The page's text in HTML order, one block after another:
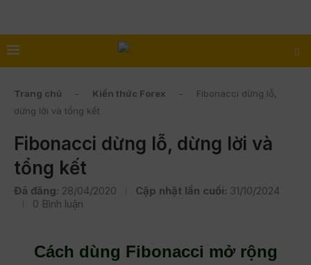
Trang chủ - Kiến thức Forex -
Fibonacci dừng lỗ,
dừng lời và tổng kết
Fibonacci dừng lỗ, dừng lời và
tổng kết
Đã đăng: 28/04/2020 Cập nhật lần cuối: 31/10/2024
0 Bình luận
Cách dùng Fibonacci mở rộng